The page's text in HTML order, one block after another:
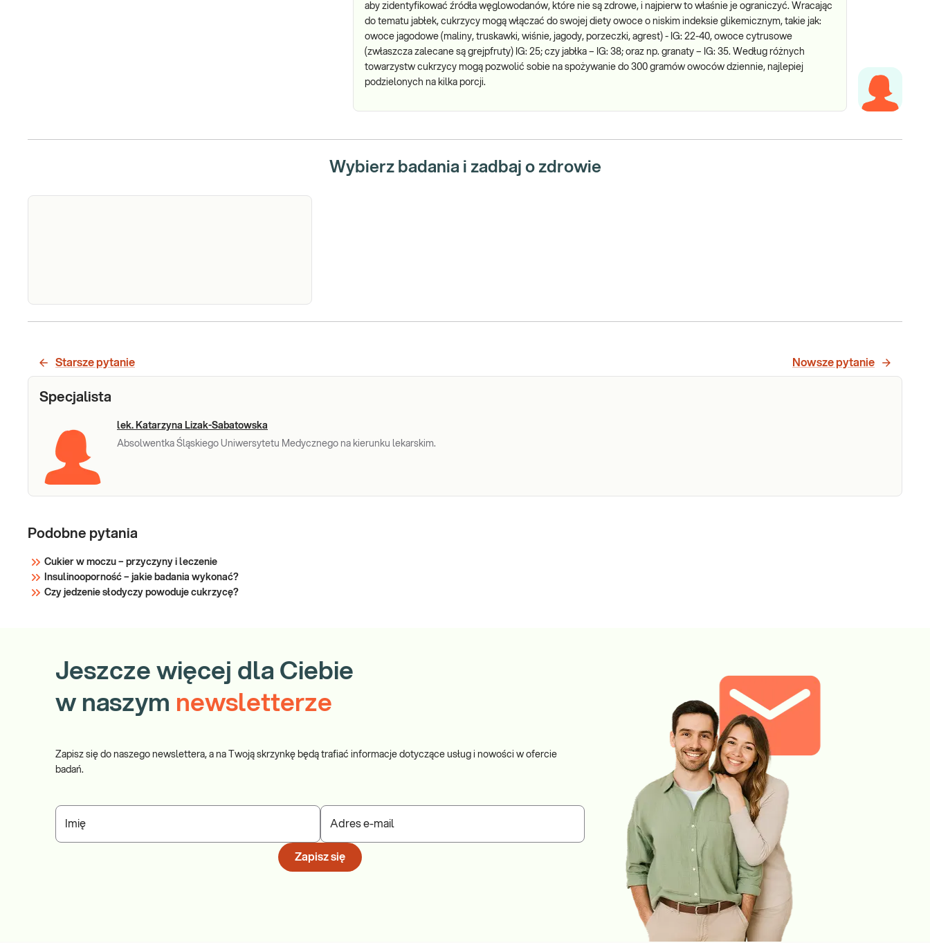
aby zidentyfikować źródła węglowodanów, które nie są zdrowe, i najpierw to właśnie je ograniczyć. Wracając
do tematu jabłek, cukrzycy mogą włączać do swojej diety owoce o niskim indeksie glikemicznym, takie jak:
owoce jagodowe (maliny, truskawki, wiśnie, jagody, porzeczki, agrest) - IG: 22-40, owoce cytrusowe
(zwłaszcza zalecane są grejpfruty) IG: 25; czy jabłka – IG: 38; oraz np. granaty – IG: 35. Według różnych
towarzystw cukrzycy mogą pozwolić sobie na spożywanie do 300 gramów owoców dziennie, najlepiej
podzielonych na kilka porcji.
Wybierz badania i zadbaj o zdrowie
Glukoza Glukoza. Oznaczenie stężenia glukozy we krwi
monitorowaniu leczenia cukrzycy.
tolerancji węglowodanów oraz metabolizmu
Starsze pytanie Nowsze pytanie
Specjalista
lek. Katarzyna Lizak-Sabatowska
Absolwentka Śląskiego Uniwersytetu Medycznego na kierunku lekarskim.
Podobne pytania
Cukier w moczu – przyczyny i leczenie
Insulinooporność – jakie badania wykonać?
Czy jedzenie słodyczy powoduje cukrzycę?
Jeszcze więcej dla Ciebie
w naszym newsletterze
Zapisz się do naszego newslettera, a na Twoją skrzynkę będą trafiać informacje dotyczące usług i nowości w ofercie
badań.
Imię Adres e-mail
Zapisz się